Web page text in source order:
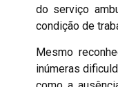
do serviço
condição de
Mesmo
inúmeras